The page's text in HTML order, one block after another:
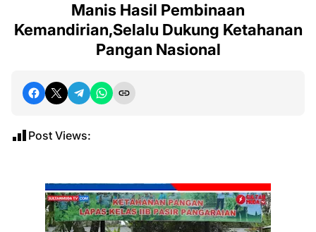
Manis Hasil Pembinaan
Kemandirian,Selalu Dukung Ketahanan
Pangan Nasional
Post Views: